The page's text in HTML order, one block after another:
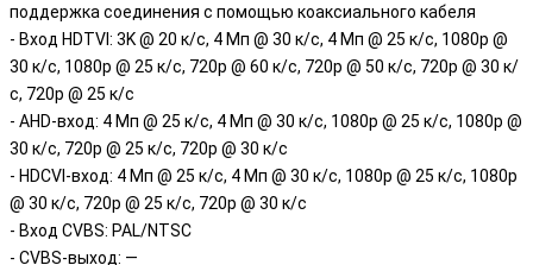
поддержка соединения с помощью коаксиального кабеля
- Вход HDTVI: 3K @ 20 к/с, 4 Мп @ 30 к/с, 4 Мп @ 25 к/с, 1080p @
30 к/с, 1080p @ 25 к/с, 720p @ 60 к/с, 720p @ 50 к/с, 720p @ 30 к/
с, 720p @ 25 к/с
- AHD-вход: 4 Мп @ 25 к/с, 4 Мп @ 30 к/с, 1080p @ 25 к/с, 1080p @
30 к/с, 720p @ 25 к/с, 720p @ 30 к/с
- HDCVI-вход: 4 Мп @ 25 к/с, 4 Мп @ 30 к/с, 1080p @ 25 к/с, 1080p
@ 30 к/с, 720p @ 25 к/с, 720p @ 30 к/с
- Вход CVBS: PAL/NTSC
- CVBS-выход: —